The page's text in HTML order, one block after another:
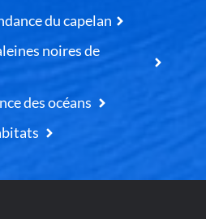
du capelan
noires de
des océans